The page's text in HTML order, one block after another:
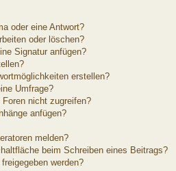
oder eine Antwort?
oder löschen?
Signatur anfügen?
erstellen?
Umfrage?
nicht zugreifen?
anfügen?
melden?
beim Schreiben eines Beitrags?
werden?